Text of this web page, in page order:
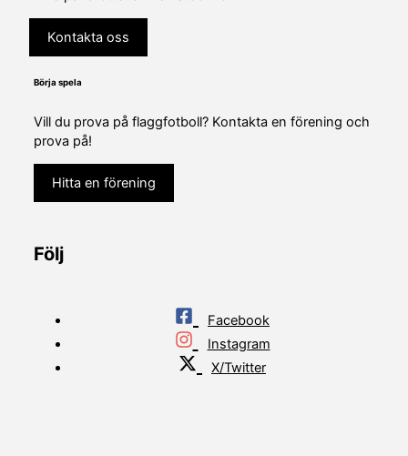
Kontakta oss
Börja spela
Vill du prova på flaggfotboll? Kontakta en förening och
prova på!
Hitta en förening
Följ
Facebook
Instagram
X/Twitter